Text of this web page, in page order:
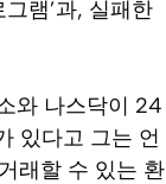
램’과, 실패한
와 나스닥이 24
있다고 그는 언
래할 수 있는 환